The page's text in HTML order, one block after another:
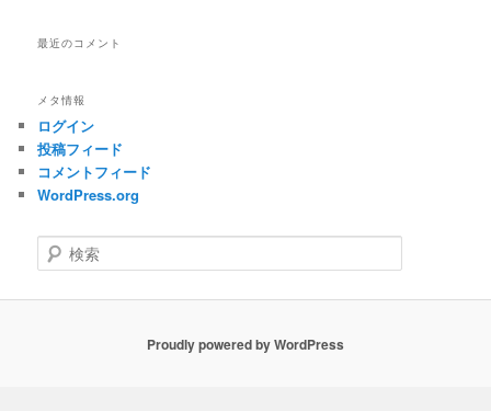
最近のコメント
メタ情報
ログイン
投稿フィード
コメントフィード
WordPress.org
検
索
Proudly powered by WordPress